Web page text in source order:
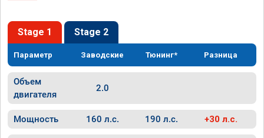
Stage 1 Stage 2
Параметр Заводские Тюнинг* Разница
Объем
двигателя
2.0
Мощность 160 л.с. 190 л.с. +30 л.с.